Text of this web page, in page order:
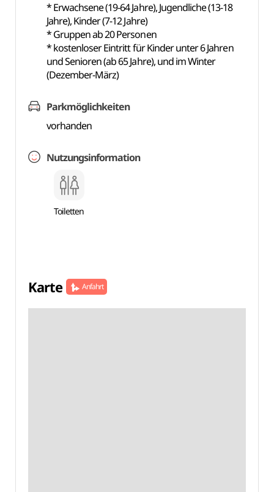
* Erwachsene (19-64 Jahre), Jugendliche (13-18
Jahre), Kinder (7-12 Jahre)
* Gruppen ab 20 Personen
* kostenloser Eintritt für Kinder unter 6 Jahren
und Senioren (ab 65 Jahre), und im Winter
(Dezember-März)
Parkmöglichkeiten
vorhanden
Nutzungsinformation
Toiletten
Karte Anfahrt